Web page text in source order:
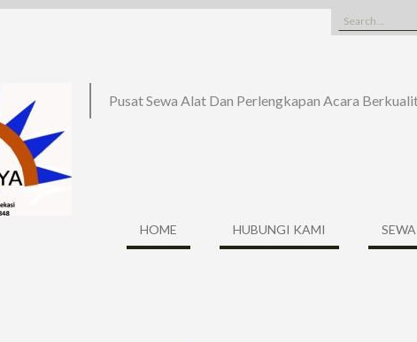
Search
for:
Pusat Sewa Alat Dan Perlengkapan Acara
HOME HUBUNGI KAMI